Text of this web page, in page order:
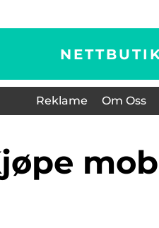
Reklame Om Oss
kjøpe